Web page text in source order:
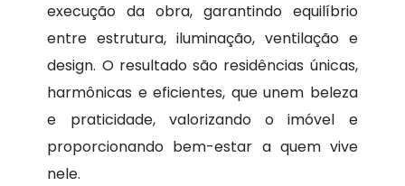
execução da obra, garantindo equilíbrio
entre estrutura, iluminação, ventilação e
design. O resultado são residências únicas,
harmônicas e eficientes, que unem beleza
e praticidade, valorizando o imóvel e
proporcionando bem-estar a quem vive
nele.